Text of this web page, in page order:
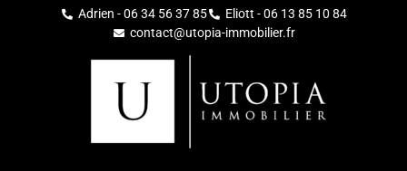
Adrien - 06 34 56 37 85
Eliott - 06 13 85 10 84
contact@utopia-immobilier.fr